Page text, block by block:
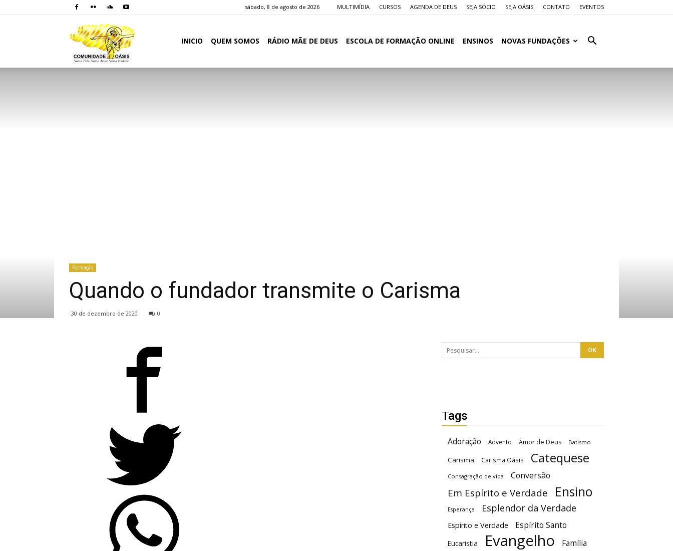
sábado, 8 de agosto de 2026 MULTIMÍDIA CURSOS AGENDA DE DEUS SEJA SÓCIO SEJA OÁSIS CONTATO EVENTOS
INICIO QUEM SOMOS RÁDIO MÃE DE DEUS ESCOLA DE FORMAÇÃO ONLINE ENSINOS NOVAS FUNDAÇÕES
Formação
Quando o fundador transmite o Carisma
30 de dezembro de 2020 0
Tags
Adoração Advento Amor de Deus Batismo
Carisma Carisma Oásis Catequese
Consagração de vida Conversão
Em Espírito e Verdade Ensino
Esperança Esplendor da Verdade
Espírito e Verdade Espírito Santo
Eucaristia Evangelho
Família